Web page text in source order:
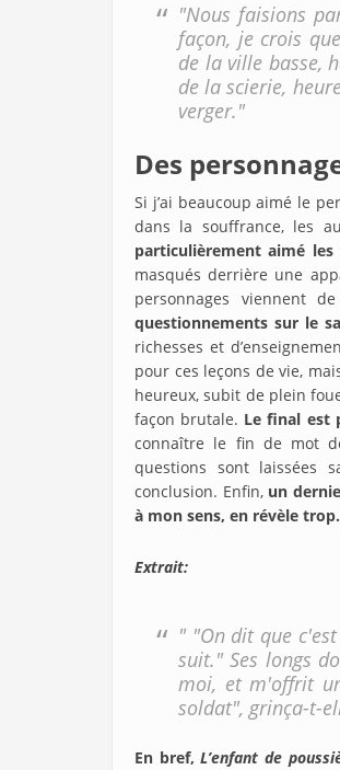
"Nous faisions
façon, je crois
de la ville basse,
de la scierie,
verger."
Des
Si j’ai beaucoup aimé le
dans la souffrance, les
particulièrement aimé
masqués derrière une
personnages viennent
questionnements sur le
richesses et
pour ces leçons de vie,
heureux, subit de plein
façon brutale. Le final est
connaître le fin de mot
questions sont laissées
conclusion. Enfin, un
à mon sens, en révèle trop.
Extrait:
" "On dit que
suit." Ses longs
moi, et m'offrit
soldat", grinça-t-
En bref,L’enfant de